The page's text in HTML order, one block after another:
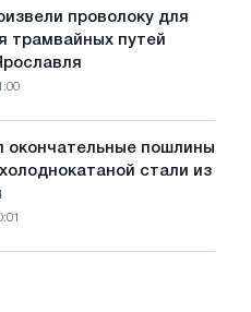
проволоку для
трамвайных путей
окончательные пошлины
стали из